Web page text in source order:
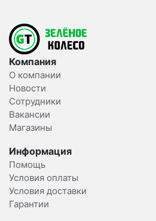
Компания
О компании
Новости
Сотрудники
Вакансии
Магазины
Информация
Помощь
Условия оплаты
Условия доставки
Гарантии